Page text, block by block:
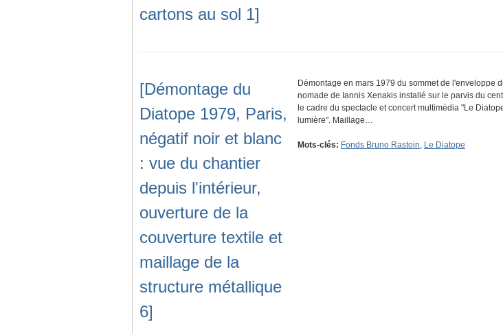
cartons au sol 1]
[Démontage du
Diatope 1979, Paris,
négatif noir et blanc
: vue du chantier
depuis l'intérieur,
ouverture de la
couverture textile et
maillage de la
structure métallique
6]
Démontage en mars 1979 du sommet de l'enveloppe
nomade de Iannis Xenakis installé sur le parvis du
le cadre du spectacle et concert multimédia "Le
lumière". Maillage…
Mots-clés: Fonds Bruno Rastoin, Le Diatope